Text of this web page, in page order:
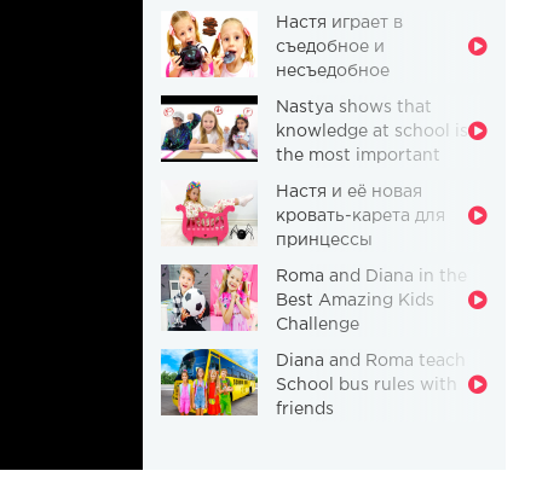
Настя играет в
съедобное и
несъедобное
Nastya shows that
knowledge at school is
the most important
Настя и её новая
кровать-карета для
принцессы
Roma and Diana in the
Best Amazing Kids
Challenge
Diana and Roma teach
School bus rules with
friends